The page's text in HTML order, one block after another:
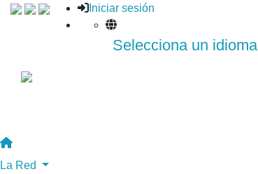
Iniciar sesión
Selecciona un idioma
La Red